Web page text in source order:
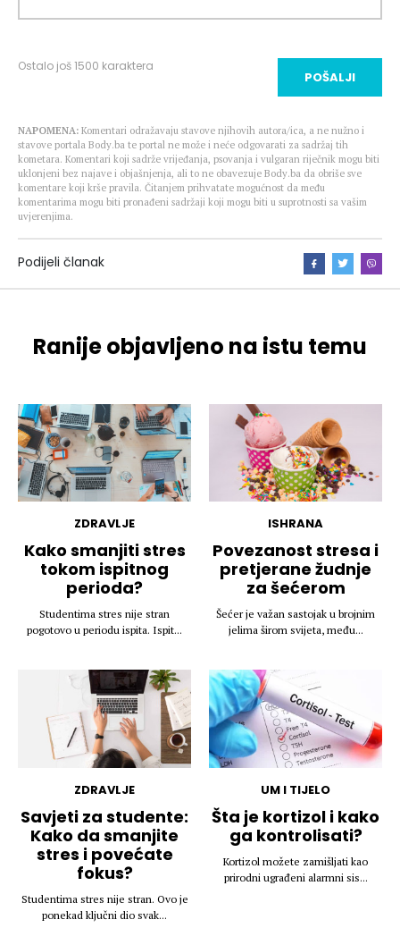
Ostalo još1500 karaktera
POŠALJI
NAPOMENA: Komentari odražavaju stavove njihovih autora/ica, a ne nužno i
stavove portala Body.ba te portal ne može i neće odgovarati za sadržaj tih
kometara. Komentari koji sadrže vrijeđanja, psovanja i vulgaran riječnik mogu biti
uklonjeni bez najave i objašnjenja, ali to ne obavezuje Body.ba da obriše sve
komentare koji krše pravila. Čitanjem prihvatate mogućnost da među
komentarima mogu biti pronađeni sadržaji koji mogu biti u suprotnosti sa vašim
uvjerenjima.
Podijeli članak
Ranije objavljeno na istu temu
ZDRAVLJE
Kako smanjiti stres
tokom ispitnog
perioda?
Studentima stres nije stran
pogotovo u periodu ispita. Ispit...
ISHRANA
Povezanost stresa i
pretjerane žudnje
za šećerom
Šećer je važan sastojak u brojnim
jelima širom svijeta, među...
ZDRAVLJE
Savjeti za studente:
Kako da smanjite
stres i povećate
fokus?
Studentima stres nije stran. Ovo je
ponekad ključni dio svak...
UM I TIJELO
Šta je kortizol i kako
ga kontrolisati?
Kortizol možete zamišljati kao
prirodni ugrađeni alarmni sis...